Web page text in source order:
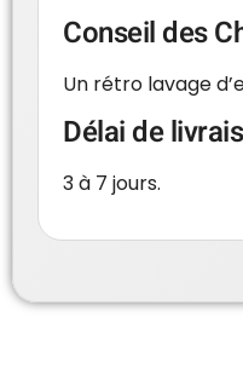
Conseil des
Un rétro lavage
Délai de
3 à 7 jours.